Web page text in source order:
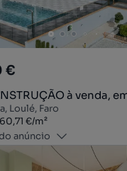
€
à venda,
Loulé, Faro
quadrado
€/m²
anúncio